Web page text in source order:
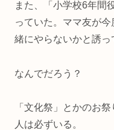
また、「小学校6年間
っていた。ママ友が
緒にやらないかと誘っ
なんでだろう？
「文化祭」とかのお
人は必ずいる。